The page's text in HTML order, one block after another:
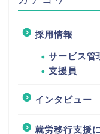
採用情報
サービス管
支援員
インタビュー
就労移行支援